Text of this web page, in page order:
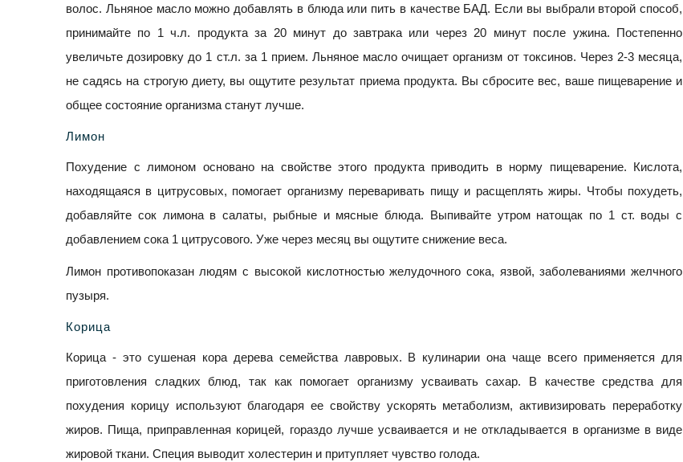
волос. Льняное масло можно добавлять в блюда или пить в качестве БАД. Если вы выбрали второй способ,
принимайте по 1 ч.л. продукта за 20 минут до завтрака или через 20 минут после ужина. Постепенно
увеличьте дозировку до 1 ст.л. за 1 прием. Льняное масло очищает организм от токсинов. Через 2-3 месяца,
не садясь на строгую диету, вы ощутите результат приема продукта. Вы сбросите вес, ваше пищеварение и
общее состояние организма станут лучше.
Лимон
Похудение с лимоном основано на свойстве этого продукта приводить в норму пищеварение. Кислота,
находящаяся в цитрусовых, помогает организму переваривать пищу и расщеплять жиры. Чтобы похудеть,
добавляйте сок лимона в салаты, рыбные и мясные блюда. Выпивайте утром натощак по 1 ст. воды с
добавлением сока 1 цитрусового. Уже через месяц вы ощутите снижение веса.
Лимон противопоказан людям с высокой кислотностью желудочного сока, язвой, заболеваниями желчного
пузыря.
Корица
Корица - это сушеная кора дерева семейства лавровых. В кулинарии она чаще всего применяется для
приготовления сладких блюд, так как помогает организму усваивать сахар. В качестве средства для
похудения корицу используют благодаря ее свойству ускорять метаболизм, активизировать переработку
жиров. Пища, приправленная корицей, гораздо лучше усваивается и не откладывается в организме в виде
жировой ткани. Специя выводит холестерин и притупляет чувство голода.